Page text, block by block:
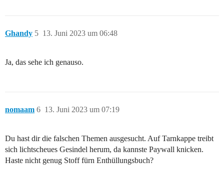
Ghandy 13. Juni 2023 um 06:48
5
Ja, das sehe ich genauso.
nomaam 13. Juni 2023 um 07:19
6
Du hast dir die falschen Themen ausgesucht. Auf Tarnkappe treibt
sich lichtscheues Gesindel herum, da kannste Paywall knicken.
Haste nicht genug Stoff fürn Enthüllungsbuch?